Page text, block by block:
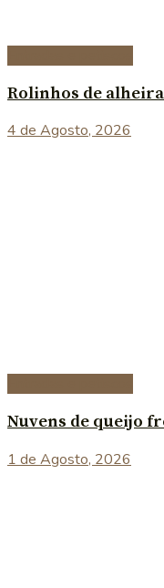
Rolinhos de
4 de Agosto, 2026
Nuvens de queijo
1 de Agosto, 2026